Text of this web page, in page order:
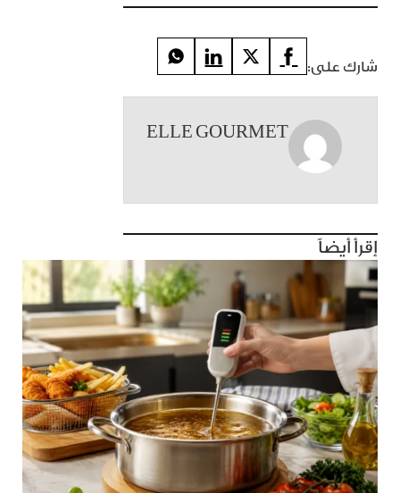
شارك على:
ELLE GOURMET
إقرأ أيضاً